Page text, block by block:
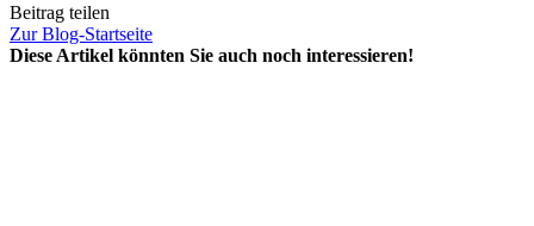
Beitrag teilen
Zur Blog-Startseite
Diese Artikel könnten Sie auch noch interessieren!